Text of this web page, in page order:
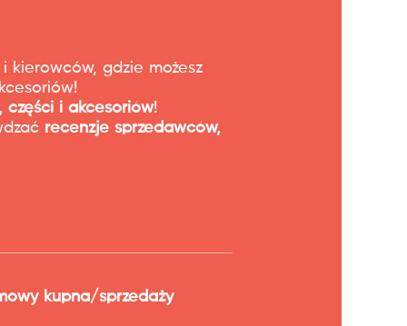
kierowców, gdzie możesz
części i akcesoriów!
recenzje sprzedawców,
kupna/sprzedaży